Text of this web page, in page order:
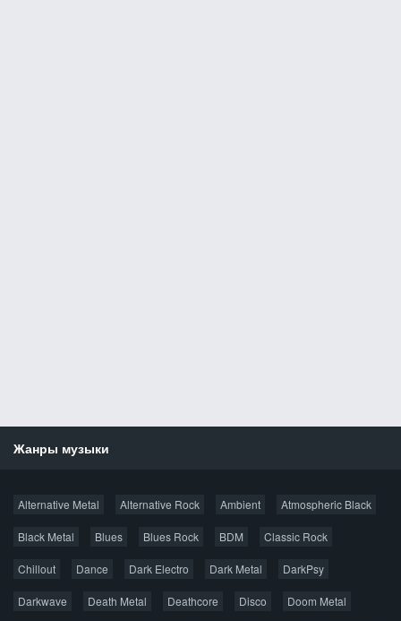
Жанры музыки
Alternative Metal Alternative Rock Ambient Atmospheric Black
Black Metal Blues Blues Rock BDM Classic Rock
Chillout Dance Dark Electro Dark Metal DarkPsy
Darkwave Death Metal Deathcore Disco Doom Metal
Новые раздачи
Популярное за сутки